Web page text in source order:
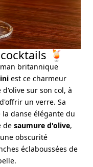
🍹
britannique
est ce charmeur
sur son col, à
un verre. Sa
danse élégante du
de saumure d'olive,
obscurité
éclaboussées de